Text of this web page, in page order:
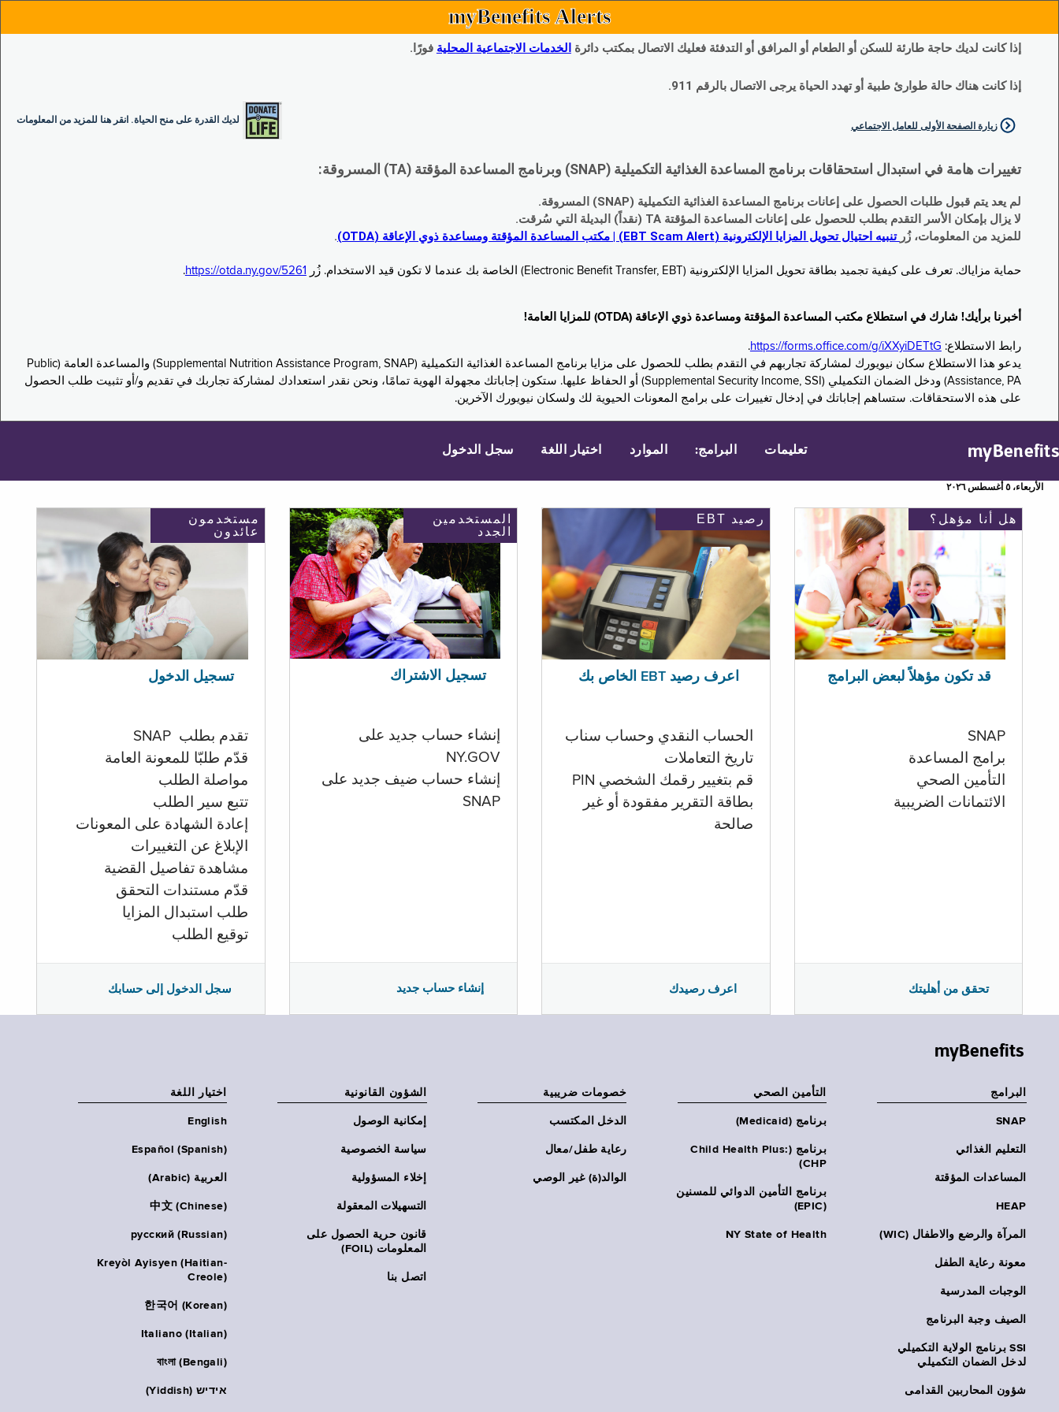
myBenefits Alerts
إذا كانت لديك حاجة طارئة للسكن أو الطعام أو المرافق أو التدفئة فعليك الاتصال بمكتب دائرة الخدمات الاجتماعية المحلية فورًا.
إذا كانت هناك حالة طوارئ طبية أو تهدد الحياة يرجى الاتصال بالرقم 911.
لديك القدرة على منح الحياة. انقر هنا للمزيد من المعلومات
زيارة الصفحة الأولى للعامل الاجتماعي
تغييرات هامة في استبدال استحقاقات برنامج المساعدة الغذائية التكميلية (SNAP) وبرنامج المساعدة المؤقتة (TA) المسروقة:
لم يعد يتم قبول طلبات الحصول على إعانات برنامج المساعدة الغذائية التكميلية (SNAP) المسروقة.
لا يزال بإمكان الأسر التقدم بطلب للحصول على إعانات المساعدة المؤقتة TA (نقداً) البديلة التي سُرقت.
للمزيد من المعلومات، زُر تنبيه احتيال تحويل المزايا الإلكترونية (EBT Scam Alert) | مكتب المساعدة المؤقتة ومساعدة ذوي الإعاقة (OTDA) .
حماية مزاياك. تعرف على كيفية تجميد بطاقة تحويل المزايا الإلكترونية (Electronic Benefit Transfer, EBT) الخاصة بك عندما لا تكون قيد الاستخدام. زُر https://otda.ny.gov/5261
.
أخبرنا برأيك! شارك في استطلاع مكتب المساعدة المؤقتة ومساعدة ذوي الإعاقة (OTDA) للمزايا العامة!
رابط الاستطلاع: https://forms.office.com/g/iXXyiDETtG
.
يدعو هذا الاستطلاع سكان نيويورك لمشاركة تجاربهم في التقدم بطلب للحصول على مزايا برنامج المساعدة الغذائية التكميلية (Supplemental Nutrition Assistance Program, SNAP) والمساعدة العامة (Public
Assistance, PA) ودخل الضمان التكميلي (Supplemental Security Income, SSI) أو الحفاظ عليها. ستكون إجاباتك مجهولة الهوية تمامًا، ونحن نقدر استعدادك لمشاركة تجاربك في تقديم و/أو تثبيت طلب الحصول
على هذه الاستحقاقات. ستساهم إجاباتك في إدخال تغييرات على برامج المعونات الحيوية لك ولسكان نيويورك الآخرين.
myBenefits تعليمات البرامج: الموارد اختيار اللغة سجل الدخول
الأربعاء، ٥ أغسطس ٢٠٢٦
مستخدمون
عائدون
تسجيل الدخول
تقدم بطلب SNAP
قدّم طلبّا للمعونة العامة
مواصلة الطلب
تتبع سير الطلب
إعادة الشهادة على المعونات
الإبلاغ عن التغييرات
مشاهدة تفاصيل القضية
قدّم مستندات التحقق
طلب استبدال المزايا
توقيع الطلب
سجل الدخول إلى حسابك
المستخدمين
الجدد
تسجيل الاشتراك
إنشاء حساب جديد على
NY.GOV
إنشاء حساب ضيف جديد على
SNAP
إنشاء حساب جديد
رصيد EBT
اعرف رصيد EBT الخاص بك
الحساب النقدي وحساب سناب
تاريخ التعاملات
قم بتغيير رقمك الشخصي PIN
بطاقة التقرير مفقودة أو غير
صالحة
اعرف رصيدك
هل أنا مؤهل؟
قد تكون مؤهلاً لبعض البرامج
SNAP
برامج المساعدة
التأمين الصحي
الائتمانات الضريبية
تحقق من أهليتك
myBenefits
البرامج
SNAP
التعليم الغذائي
المساعدات المؤقتة
HEAP
المرآة والرضع والاطفال (WIC)
معونة رعاية الطفل
الوجبات المدرسية
الصيف وجبة البرنامج
SSI برنامج الولاية التكميلي
لدخل الضمان التكميلي
شؤون المحاربين القدامى
التأمين الصحي
برنامج (Medicaid)
برنامج (Child Health Plus:
CHP)
برنامج التأمين الدوائي للمسنين
(EPIC)
NY State of Health
خصومات ضريبية
الدخل المكتسب
رعاية طفل/معال
الوالد(ة) غير الوصي
الشؤون القانونية
إمكانية الوصول
سياسة الخصوصية
إخلاء المسؤولية
التسهيلات المعقولة
قانون حرية الحصول على
المعلومات (FOIL)
اتصل بنا
اختيار اللغة
English
Español (Spanish)
العربية (Arabic)
中文 (Chinese)
русский (Russian)
Kreyòl Ayisyen (Haitian-
Creole)
한국어 (Korean)
Italiano (Italian)
বাংলা (Bengali)
אידיש (Yiddish)